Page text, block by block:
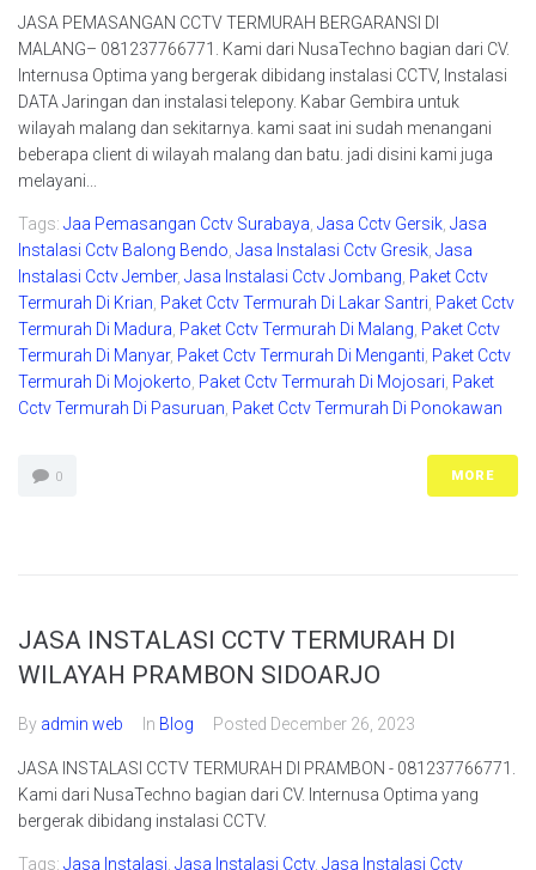
JASA PEMASANGAN CCTV TERMURAH BERGARANSI DI
MALANG– 081237766771. Kami dari NusaTechno bagian dari CV.
Internusa Optima yang bergerak dibidang instalasi CCTV, Instalasi
DATA Jaringan dan instalasi telepony. Kabar Gembira untuk
wilayah malang dan sekitarnya. kami saat ini sudah menangani
beberapa client di wilayah malang dan batu. jadi disini kami juga
melayani...
Tags: Jaa Pemasangan Cctv Surabaya Jasa Cctv Gersik Jasa
Instalasi Cctv Balong Bendo Jasa Instalasi Cctv Gresik Jasa
Instalasi Cctv Jember, Jasa Instalasi Cctv Jombang Paket Cctv
Termurah Di Krian Paket Cctv Termurah Di Lakar Santri Paket Cctv
Termurah Di Madura Paket Cctv Termurah Di Malang Paket Cctv
Termurah Di Manyar, Paket Cctv Termurah Di Menganti Paket Cctv
Termurah Di Mojokerto Paket Cctv Termurah Di Mojosari Paket
Cctv Termurah Di Pasuruan Paket Cctv Termurah Di Ponokawan
0 MORE
JASA INSTALASI CCTV TERMURAH DI
WILAYAH PRAMBON SIDOARJO
By admin web In Blog Posted December 26, 2023
JASA INSTALASI CCTV TERMURAH DI PRAMBON - 081237766771.
Kami dari NusaTechno bagian dari CV. Internusa Optima yang
bergerak dibidang instalasi CCTV.
Tags: Jasa Instalasi Jasa Instalasi Cctv, Jasa Instalasi Cctv